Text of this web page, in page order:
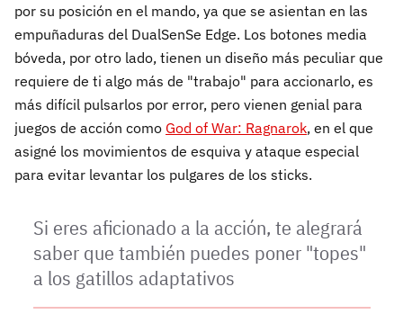
por su posición en el mando, ya que se asientan en las
empuñaduras del DualSenSe Edge. Los botones media
bóveda, por otro lado, tienen un diseño más peculiar que
requiere de ti algo más de "trabajo" para accionarlo, es
más difícil pulsarlos por error, pero vienen genial para
juegos de acción como God of War: Ragnarok, en el que
asigné los movimientos de esquiva y ataque especial
para evitar levantar los pulgares de los sticks.
Si eres aficionado a la acción, te alegrará
saber que también puedes poner "topes"
a los gatillos adaptativos